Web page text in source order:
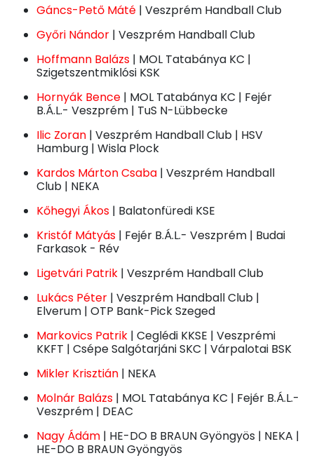
Gáncs-Pető Máté | Veszprém Handball Club
Győri Nándor | Veszprém Handball Club
Hoffmann Balázs | MOL Tatabánya KC |
Szigetszentmiklósi KSK
Hornyák Bence | MOL Tatabánya KC | Fejér
B.Á.L.- Veszprém | TuS N-Lübbecke
Ilic Zoran | Veszprém Handball Club | HSV
Hamburg | Wisla Plock
Kardos Márton Csaba | Veszprém Handball
Club | NEKA
Kőhegyi Ákos | Balatonfüredi KSE
Kristóf Mátyás | Fejér B.Á.L.- Veszprém | Budai
Farkasok - Rév
Ligetvári Patrik | Veszprém Handball Club
Lukács Péter | Veszprém Handball Club |
Elverum | OTP Bank-Pick Szeged
Markovics Patrik | Ceglédi KKSE | Veszprémi
KKFT | Csépe Salgótarjáni SKC | Várpalotai BSK
Mikler Krisztián | NEKA
Molnár Balázs | MOL Tatabánya KC | Fejér B.Á.L.-
Veszprém | DEAC
Nagy Ádám | HE-DO B BRAUN Gyöngyös | NEKA |
HE-DO B BRAUN Gyöngyös